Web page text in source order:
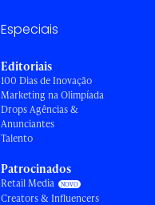
Especiais
Editoriais
100 Dias de Inovação
Marketing na Olimpíada
Drops Agências &
Anunciantes
Talento
Patrocinados
Retail Media
Creators & Influencers